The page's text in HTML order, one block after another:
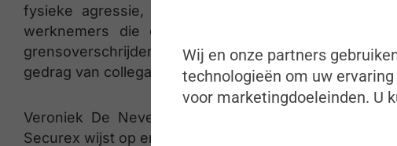
fysieke agressie, discriminatie en/of pesterijen op
werknemers die een leidinggevende met toxisch
grensoverschrijdend gedrag door de
gedrag van collega’s of externen.
Veroniek De Neve van de Externe Dienst voor
Securex wijst op enkele verklaringen voor de stijging:
Wij en onze partners
technologieën om uw
voor marketingdoeleinden. U